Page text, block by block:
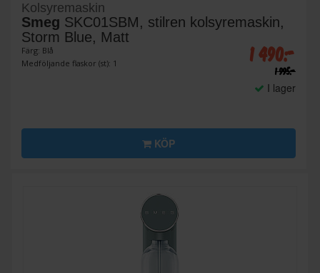
Kolsyremaskin
Smeg SKC01SBM, stilren kolsyremaskin,
Storm Blue, Matt
Färg: Blå
Medföljande flaskor (st): 1
1 490:-
1 995:-
I lager
KÖP